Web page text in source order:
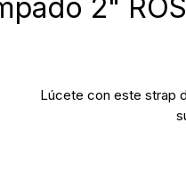
2"
Lúcete con este strap